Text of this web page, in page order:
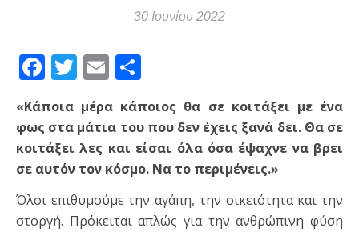
30 Ιουνίου 2022
Facebook
Twitter
Email
«Κάποια μέρα κάποιος θα σε κοιτάξει με ένα
φως στα μάτια του που δεν έχεις ξανά δει. Θα σε
κοιτάξει λες και είσαι όλα όσα έψαχνε να βρει
σε αυτόν τον κόσμο. Να το περιμένεις.»
Όλοι επιθυμούμε την αγάπη, την οικειότητα και την
στοργή. Πρόκειται απλώς για την ανθρώπινη φύση